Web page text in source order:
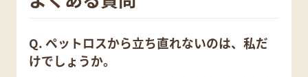
Q. ペットロスから立ち直れないのは、私だ
けでしょうか。